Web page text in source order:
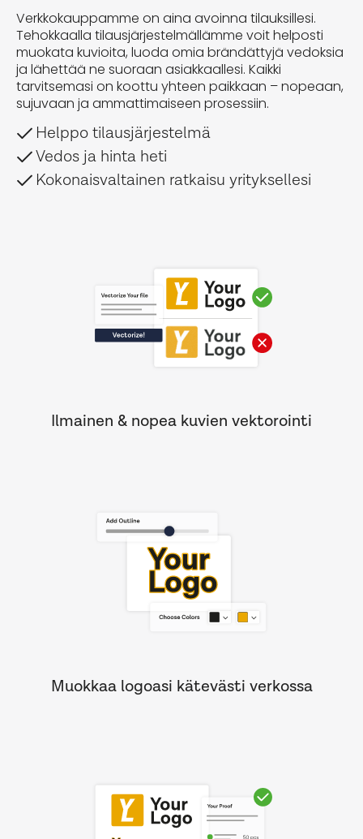
Verkkokauppamme on aina avoinna tilauksillesi.
Tehokkaalla tilausjärjestelmällämme voit helposti
muokata kuvioita, luoda omia brändättyjä vedoksia
ja lähettää ne suoraan asiakkaallesi. Kaikki
tarvitsemasi on koottu yhteen paikkaan – nopeaan,
sujuvaan ja ammattimaiseen prosessiin.
Helppo tilausjärjestelmä
Vedos ja hinta heti
Kokonaisvaltainen ratkaisu yrityksellesi
Ilmainen & nopea kuvien vektorointi
Muokkaa logoasi kätevästi verkossa